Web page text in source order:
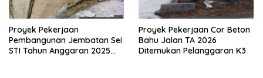
Proyek Pekerjaan
Pembangunan Jembatan Sei
STI Tahun Anggaran 2025
Proyek Pekerjaan Cor Beton
Bahu Jalan TA 2026
Ditemukan Pelanggaran K3